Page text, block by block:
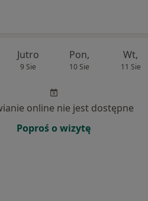
Jutro
9 Sie
Pon,
10 Sie
Wt,
11 Sie
online nie jest dostępne
Poproś o wizytę